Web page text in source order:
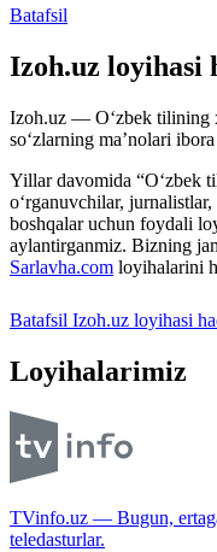
Batafsil
Izoh.uz loyihasi
Izoh.uz — O‘zbek tilining
so‘zlarning ma’nolari
Yillar davomida “O‘zbek
o‘rganuvchilar,
boshqalar uchun foydali
aylantirganmiz. Bizning
Sarlavha.com loyihalarini
Batafsil Izoh.uz loyihasi
Loyihalarimiz
TVinfo.uz — Bugun,
teledasturlar.